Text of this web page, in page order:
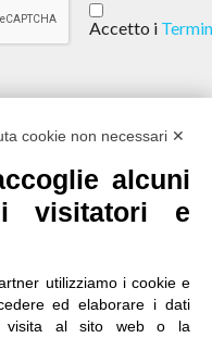
Accetto i
cookie non necessari ✕
alcuni
visitatori e
utilizziamo i cookie e
ed elaborare i dati
visita al sito web o la